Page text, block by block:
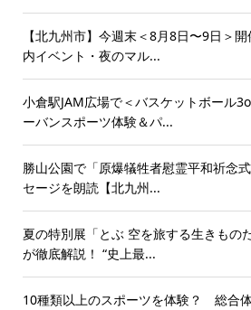
【北九州市】今週末＜8月8日〜9日＞
内イベント・夜のマル...
小倉駅JAM広場で＜バスケットボール
ーバンスポーツ体験＆パ...
勝山公園で「原爆犠牲者慰霊平和祈念
セージを朗読【北九州...
夏の特別展「とぶ 空を旅する生きもの
が徹底解説！ “史上最...
10種類以上のスポーツを体験？ 総合